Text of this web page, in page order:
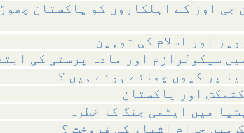
جی اوز کے اہلکاروں کو پاکستان
میں حرام اشیاء کی فروخت ؟